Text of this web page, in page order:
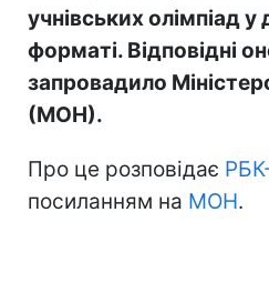
учнівських олімпіад
форматі. Відповідні
запровадило
(МОН).
Про це розповідає
посиланням на МОН.